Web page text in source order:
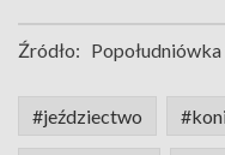
Źródło:
#jeździectwo